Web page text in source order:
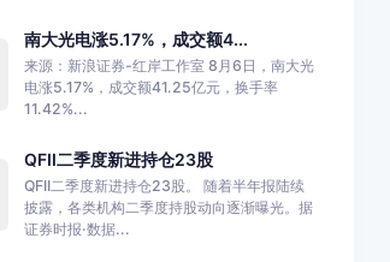
南大光电涨5.17%，成交额4...
来源：新浪证券-红岸工作室 8月6日，南大光
电涨5.17%，成交额41.25亿元，换手率
11.42%...
QFII二季度新进持仓23股
QFII二季度新进持仓23股。 随着半年报陆续
披露，各类机构二季度持股动向逐渐曝光。据
证券时报·数据...